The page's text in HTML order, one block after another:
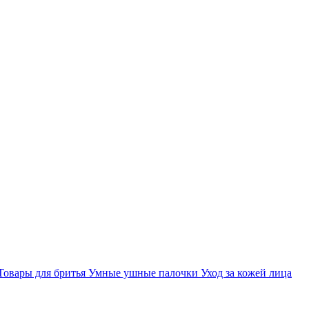
для бритья Умные ушные палочки Уход за кожей лица